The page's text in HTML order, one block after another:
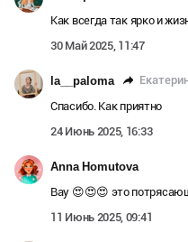
Как всегда так ярко и
30 Май 2025, 11:47
la__paloma
Спасибо. Как приятно
24 Июнь 2025, 16:33
Anna Homutova
Вау 😍😍😍 это
11 Июнь 2025, 09:41